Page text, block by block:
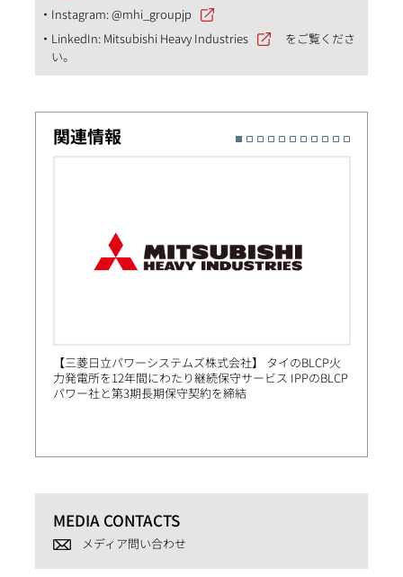
Instagram:@mhi_groupjp
LinkedIn: Mitsubishi Heavy Industries
をご覧くださ
い。
関連情報
【三菱日立パワーシステムズ株式会社】 タイのBLCP火
力発電所を12年間にわたり継続保守サービス IPPのBLCP
パワー社と第3期長期保守契約を締結
MEDIA CONTACTS
メディア問い合わせ